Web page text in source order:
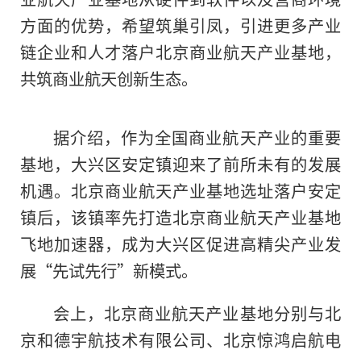
方面的优势，希望筑巢引凤，引进更多产业
链企业和人才落户北京商业航天产业基地，
共筑商业航天创新生态。
据介绍，作为全国商业航天产业的重要
基地，大兴区安定镇迎来了前所未有的发展
机遇。北京商业航天产业基地选址落户安定
镇后，该镇率先打造北京商业航天产业基地
飞地加速器，成为大兴区促进高精尖产业发
展“先试先行”新模式。
会上，北京商业航天产业基地分别与北
京和德宇航技术有限公司、北京惊鸿启航电